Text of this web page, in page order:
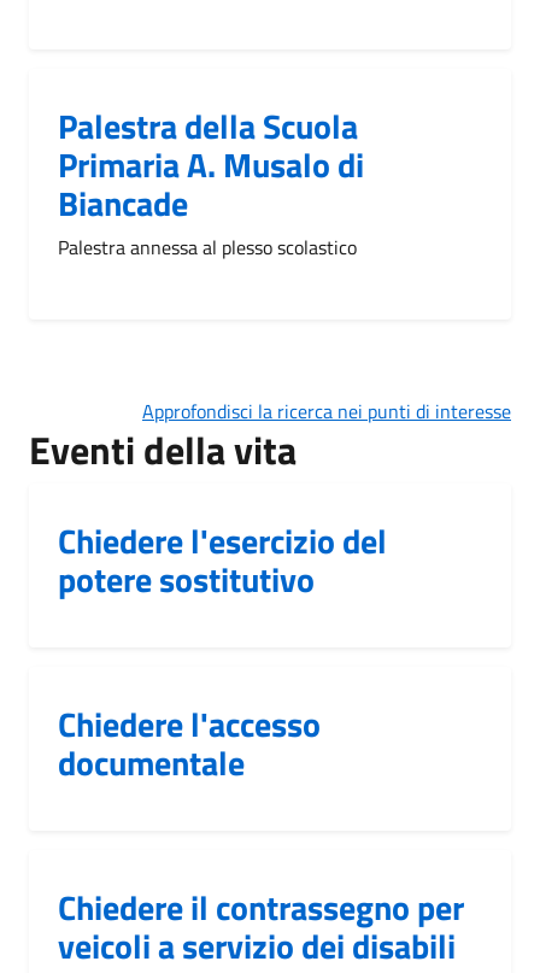
Palestra della Scuola
Primaria A. Musalo di
Biancade
Palestra annessa al plesso scolastico
Approfondisci la ricerca nei punti di interesse
Eventi della vita
Chiedere l'esercizio del
potere sostitutivo
Chiedere l'accesso
documentale
Chiedere il contrassegno per
veicoli a servizio dei disabili